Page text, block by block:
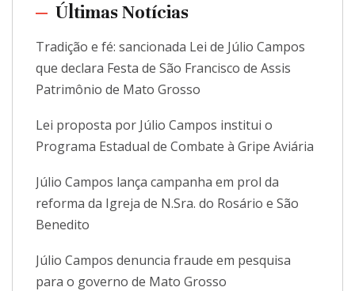
Últimas Notícias
Tradição e fé: sancionada Lei de Júlio Campos
que declara Festa de São Francisco de Assis
Patrimônio de Mato Grosso
Lei proposta por Júlio Campos institui o
Programa Estadual de Combate à Gripe Aviária
Júlio Campos lança campanha em prol da
reforma da Igreja de N.Sra. do Rosário e São
Benedito
Júlio Campos denuncia fraude em pesquisa
para o governo de Mato Grosso